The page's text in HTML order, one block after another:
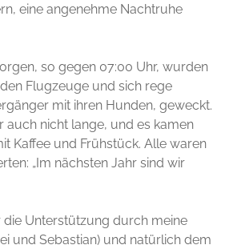
eine angenehme Nachtruhe
so gegen 07:00 Uhr, wurden
Flugzeuge und sich rege
mit ihren Hunden, geweckt.
auch nicht lange, und es kamen
Kaffee und Frühstück. Alle waren
„Im nächsten Jahr sind wir
die Unterstützung durch meine
und Sebastian) und natürlich dem